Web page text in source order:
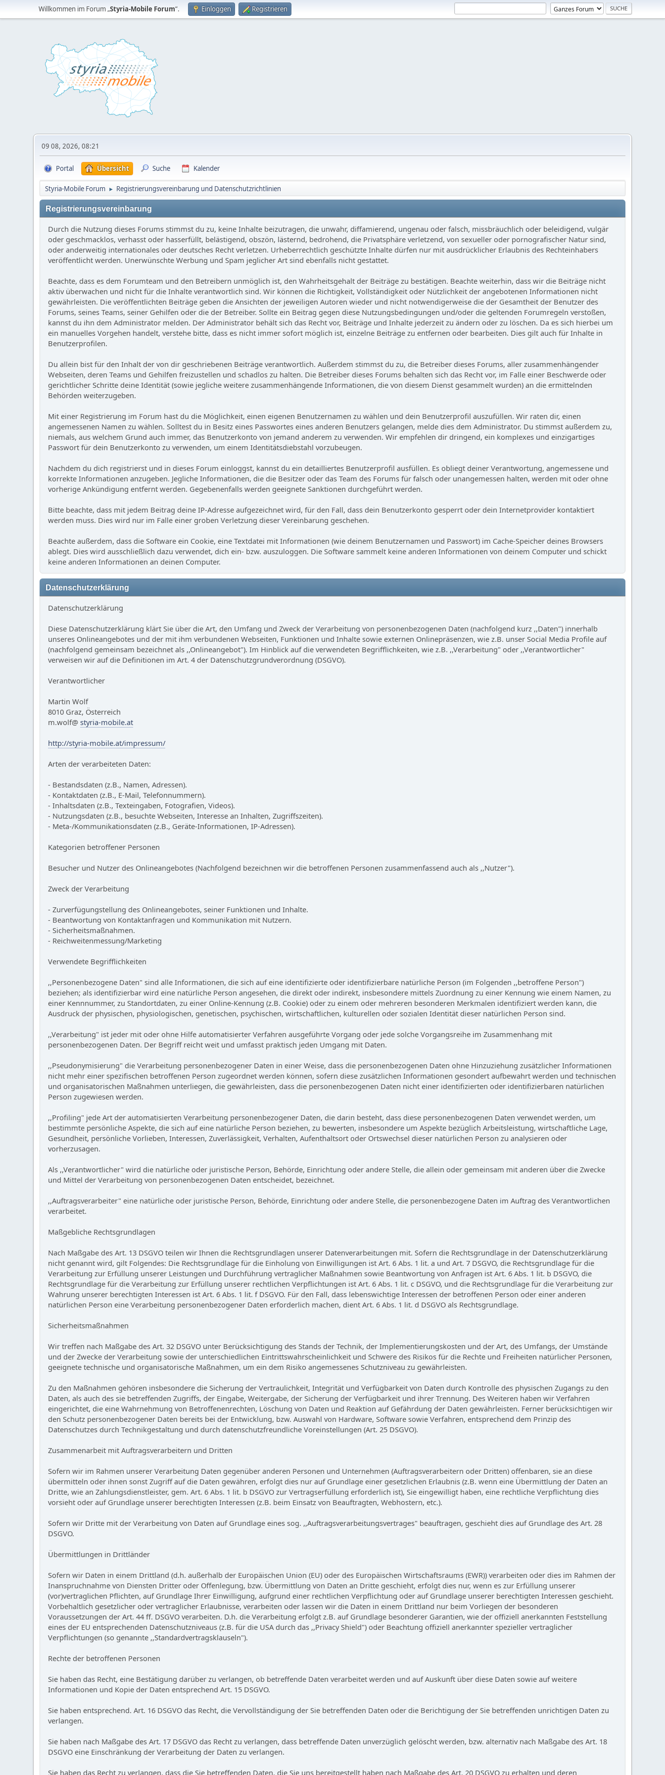
Willkommen im Forum „Styria-Mobile Forum“. Einloggen Registrieren
09 08, 2026, 08:21
Portal Übersicht Suche Kalender
Styria-Mobile Forum ► Registrierungsvereinbarung und Datenschutzrichtlinien
Registrierungsvereinbarung
Durch die Nutzung dieses Forums stimmst du zu, keine Inhalte beizutragen, die unwahr, diffamierend, ungenau oder falsch, missbräuchlich oder beleidigend, vulgär
oder geschmacklos, verhasst oder hasserfüllt, belästigend, obszön, lästernd, bedrohend, die Privatsphäre verletzend, von sexueller oder pornografischer Natur sind,
oder anderweitig internationales oder deutsches Recht verletzen. Urheberrechtlich geschützte Inhalte dürfen nur mit ausdrücklicher Erlaubnis des Rechteinhabers
veröffentlicht werden. Unerwünschte Werbung und Spam jeglicher Art sind ebenfalls nicht gestattet.
Beachte, dass es dem Forumteam und den Betreibern unmöglich ist, den Wahrheitsgehalt der Beiträge zu bestätigen. Beachte weiterhin, dass wir die Beiträge nicht
aktiv überwachen und nicht für die Inhalte verantwortlich sind. Wir können die Richtigkeit, Vollständigkeit oder Nützlichkeit der angebotenen Informationen nicht
gewährleisten. Die veröffentlichten Beiträge geben die Ansichten der jeweiligen Autoren wieder und nicht notwendigerweise die der Gesamtheit der Benutzer des
Forums, seines Teams, seiner Gehilfen oder die der Betreiber. Sollte ein Beitrag gegen diese Nutzungsbedingungen und/oder die geltenden Forumregeln verstoßen,
kannst du ihn dem Administrator melden. Der Administrator behält sich das Recht vor, Beiträge und Inhalte jederzeit zu ändern oder zu löschen. Da es sich hierbei um
ein manuelles Vorgehen handelt, verstehe bitte, dass es nicht immer sofort möglich ist, einzelne Beiträge zu entfernen oder bearbeiten. Dies gilt auch für Inhalte in
Benutzerprofilen.
Du allein bist für den Inhalt der von dir geschriebenen Beiträge verantwortlich. Außerdem stimmst du zu, die Betreiber dieses Forums, aller zusammenhängender
Webseiten, deren Teams und Gehilfen freizustellen und schadlos zu halten. Die Betreiber dieses Forums behalten sich das Recht vor, im Falle einer Beschwerde oder
gerichtlicher Schritte deine Identität (sowie jegliche weitere zusammenhängende Informationen, die von diesem Dienst gesammelt wurden) an die ermittelnden
Behörden weiterzugeben.
Mit einer Registrierung im Forum hast du die Möglichkeit, einen eigenen Benutzernamen zu wählen und dein Benutzerprofil auszufüllen. Wir raten dir, einen
angemessenen Namen zu wählen. Solltest du in Besitz eines Passwortes eines anderen Benutzers gelangen, melde dies dem Administrator. Du stimmst außerdem zu,
niemals, aus welchem Grund auch immer, das Benutzerkonto von jemand anderem zu verwenden. Wir empfehlen dir dringend, ein komplexes und einzigartiges
Passwort für dein Benutzerkonto zu verwenden, um einem Identitätsdiebstahl vorzubeugen.
Nachdem du dich registrierst und in dieses Forum einloggst, kannst du ein detailliertes Benutzerprofil ausfüllen. Es obliegt deiner Verantwortung, angemessene und
korrekte Informationen anzugeben. Jegliche Informationen, die die Besitzer oder das Team des Forums für falsch oder unangemessen halten, werden mit oder ohne
vorherige Ankündigung entfernt werden. Gegebenenfalls werden geeignete Sanktionen durchgeführt werden.
Bitte beachte, dass mit jedem Beitrag deine IP-Adresse aufgezeichnet wird, für den Fall, dass dein Benutzerkonto gesperrt oder dein Internetprovider kontaktiert
werden muss. Dies wird nur im Falle einer groben Verletzung dieser Vereinbarung geschehen.
Beachte außerdem, dass die Software ein Cookie, eine Textdatei mit Informationen (wie deinem Benutzernamen und Passwort) im Cache-Speicher deines Browsers
ablegt. Dies wird ausschließlich dazu verwendet, dich ein- bzw. auszuloggen. Die Software sammelt keine anderen Informationen von deinem Computer und schickt
keine anderen Informationen an deinen Computer.
Datenschutzerklärung
Datenschutzerklärung
Diese Datenschutzerklärung klärt Sie über die Art, den Umfang und Zweck der Verarbeitung von personenbezogenen Daten (nachfolgend kurz ,,Daten") innerhalb
unseres Onlineangebotes und der mit ihm verbundenen Webseiten, Funktionen und Inhalte sowie externen Onlinepräsenzen, wie z.B. unser Social Media Profile auf
(nachfolgend gemeinsam bezeichnet als ,,Onlineangebot"). Im Hinblick auf die verwendeten Begrifflichkeiten, wie z.B. ,,Verarbeitung" oder ,,Verantwortlicher"
verweisen wir auf die Definitionen im Art. 4 der Datenschutzgrundverordnung (DSGVO).
Verantwortlicher
Martin Wolf
8010 Graz, Österreich
m.wolf@styria-mobile.at
http://styria-mobile.at/impressum/
Arten der verarbeiteten Daten:
- Bestandsdaten (z.B., Namen, Adressen).
- Kontaktdaten (z.B., E-Mail, Telefonnummern).
- Inhaltsdaten (z.B., Texteingaben, Fotografien, Videos).
- Nutzungsdaten (z.B., besuchte Webseiten, Interesse an Inhalten, Zugriffszeiten).
- Meta-/Kommunikationsdaten (z.B., Geräte-Informationen, IP-Adressen).
Kategorien betroffener Personen
Besucher und Nutzer des Onlineangebotes (Nachfolgend bezeichnen wir die betroffenen Personen zusammenfassend auch als ,,Nutzer").
Zweck der Verarbeitung
- Zurverfügungstellung des Onlineangebotes, seiner Funktionen und Inhalte.
- Beantwortung von Kontaktanfragen und Kommunikation mit Nutzern.
- Sicherheitsmaßnahmen.
- Reichweitenmessung/Marketing
Verwendete Begrifflichkeiten
,,Personenbezogene Daten" sind alle Informationen, die sich auf eine identifizierte oder identifizierbare natürliche Person (im Folgenden ,,betroffene Person")
beziehen; als identifizierbar wird eine natürliche Person angesehen, die direkt oder indirekt, insbesondere mittels Zuordnung zu einer Kennung wie einem Namen, zu
einer Kennnummer, zu Standortdaten, zu einer Online-Kennung (z.B. Cookie) oder zu einem oder mehreren besonderen Merkmalen identifiziert werden kann, die
Ausdruck der physischen, physiologischen, genetischen, psychischen, wirtschaftlichen, kulturellen oder sozialen Identität dieser natürlichen Person sind.
,,Verarbeitung" ist jeder mit oder ohne Hilfe automatisierter Verfahren ausgeführte Vorgang oder jede solche Vorgangsreihe im Zusammenhang mit
personenbezogenen Daten. Der Begriff reicht weit und umfasst praktisch jeden Umgang mit Daten.
,,Pseudonymisierung" die Verarbeitung personenbezogener Daten in einer Weise, dass die personenbezogenen Daten ohne Hinzuziehung zusätzlicher Informationen
nicht mehr einer spezifischen betroffenen Person zugeordnet werden können, sofern diese zusätzlichen Informationen gesondert aufbewahrt werden und technischen
und organisatorischen Maßnahmen unterliegen, die gewährleisten, dass die personenbezogenen Daten nicht einer identifizierten oder identifizierbaren natürlichen
Person zugewiesen werden.
,,Profiling" jede Art der automatisierten Verarbeitung personenbezogener Daten, die darin besteht, dass diese personenbezogenen Daten verwendet werden, um
bestimmte persönliche Aspekte, die sich auf eine natürliche Person beziehen, zu bewerten, insbesondere um Aspekte bezüglich Arbeitsleistung, wirtschaftliche Lage,
Gesundheit, persönliche Vorlieben, Interessen, Zuverlässigkeit, Verhalten, Aufenthaltsort oder Ortswechsel dieser natürlichen Person zu analysieren oder
vorherzusagen.
Als ,,Verantwortlicher" wird die natürliche oder juristische Person, Behörde, Einrichtung oder andere Stelle, die allein oder gemeinsam mit anderen über die Zwecke
und Mittel der Verarbeitung von personenbezogenen Daten entscheidet, bezeichnet.
,,Auftragsverarbeiter" eine natürliche oder juristische Person, Behörde, Einrichtung oder andere Stelle, die personenbezogene Daten im Auftrag des Verantwortlichen
verarbeitet.
Maßgebliche Rechtsgrundlagen
Nach Maßgabe des Art. 13 DSGVO teilen wir Ihnen die Rechtsgrundlagen unserer Datenverarbeitungen mit. Sofern die Rechtsgrundlage in der Datenschutzerklärung
nicht genannt wird, gilt Folgendes: Die Rechtsgrundlage für die Einholung von Einwilligungen ist Art. 6 Abs. 1 lit. a und Art. 7 DSGVO, die Rechtsgrundlage für die
Verarbeitung zur Erfüllung unserer Leistungen und Durchführung vertraglicher Maßnahmen sowie Beantwortung von Anfragen ist Art. 6 Abs. 1 lit. b DSGVO, die
Rechtsgrundlage für die Verarbeitung zur Erfüllung unserer rechtlichen Verpflichtungen ist Art. 6 Abs. 1 lit. c DSGVO, und die Rechtsgrundlage für die Verarbeitung zur
Wahrung unserer berechtigten Interessen ist Art. 6 Abs. 1 lit. f DSGVO. Für den Fall, dass lebenswichtige Interessen der betroffenen Person oder einer anderen
natürlichen Person eine Verarbeitung personenbezogener Daten erforderlich machen, dient Art. 6 Abs. 1 lit. d DSGVO als Rechtsgrundlage.
Sicherheitsmaßnahmen
Wir treffen nach Maßgabe des Art. 32 DSGVO unter Berücksichtigung des Stands der Technik, der Implementierungskosten und der Art, des Umfangs, der Umstände
und der Zwecke der Verarbeitung sowie der unterschiedlichen Eintrittswahrscheinlichkeit und Schwere des Risikos für die Rechte und Freiheiten natürlicher Personen,
geeignete technische und organisatorische Maßnahmen, um ein dem Risiko angemessenes Schutzniveau zu gewährleisten.
Zu den Maßnahmen gehören insbesondere die Sicherung der Vertraulichkeit, Integrität und Verfügbarkeit von Daten durch Kontrolle des physischen Zugangs zu den
Daten, als auch des sie betreffenden Zugriffs, der Eingabe, Weitergabe, der Sicherung der Verfügbarkeit und ihrer Trennung. Des Weiteren haben wir Verfahren
eingerichtet, die eine Wahrnehmung von Betroffenenrechten, Löschung von Daten und Reaktion auf Gefährdung der Daten gewährleisten. Ferner berücksichtigen wir
den Schutz personenbezogener Daten bereits bei der Entwicklung, bzw. Auswahl von Hardware, Software sowie Verfahren, entsprechend dem Prinzip des
Datenschutzes durch Technikgestaltung und durch datenschutzfreundliche Voreinstellungen (Art. 25 DSGVO).
Zusammenarbeit mit Auftragsverarbeitern und Dritten
Sofern wir im Rahmen unserer Verarbeitung Daten gegenüber anderen Personen und Unternehmen (Auftragsverarbeitern oder Dritten) offenbaren, sie an diese
übermitteln oder ihnen sonst Zugriff auf die Daten gewähren, erfolgt dies nur auf Grundlage einer gesetzlichen Erlaubnis (z.B. wenn eine Übermittlung der Daten an
Dritte, wie an Zahlungsdienstleister, gem. Art. 6 Abs. 1 lit. b DSGVO zur Vertragserfüllung erforderlich ist), Sie eingewilligt haben, eine rechtliche Verpflichtung dies
vorsieht oder auf Grundlage unserer berechtigten Interessen (z.B. beim Einsatz von Beauftragten, Webhostern, etc.).
Sofern wir Dritte mit der Verarbeitung von Daten auf Grundlage eines sog. ,,Auftragsverarbeitungsvertrages" beauftragen, geschieht dies auf Grundlage des Art. 28
DSGVO.
Übermittlungen in Drittländer
Sofern wir Daten in einem Drittland (d.h. außerhalb der Europäischen Union (EU) oder des Europäischen Wirtschaftsraums (EWR)) verarbeiten oder dies im Rahmen der
Inanspruchnahme von Diensten Dritter oder Offenlegung, bzw. Übermittlung von Daten an Dritte geschieht, erfolgt dies nur, wenn es zur Erfüllung unserer
(vor)vertraglichen Pflichten, auf Grundlage Ihrer Einwilligung, aufgrund einer rechtlichen Verpflichtung oder auf Grundlage unserer berechtigten Interessen geschieht.
Vorbehaltlich gesetzlicher oder vertraglicher Erlaubnisse, verarbeiten oder lassen wir die Daten in einem Drittland nur beim Vorliegen der besonderen
Voraussetzungen der Art. 44 ff. DSGVO verarbeiten. D.h. die Verarbeitung erfolgt z.B. auf Grundlage besonderer Garantien, wie der offiziell anerkannten Feststellung
eines der EU entsprechenden Datenschutzniveaus (z.B. für die USA durch das ,,Privacy Shield") oder Beachtung offiziell anerkannter spezieller vertraglicher
Verpflichtungen (so genannte ,,Standardvertragsklauseln").
Rechte der betroffenen Personen
Sie haben das Recht, eine Bestätigung darüber zu verlangen, ob betreffende Daten verarbeitet werden und auf Auskunft über diese Daten sowie auf weitere
Informationen und Kopie der Daten entsprechend Art. 15 DSGVO.
Sie haben entsprechend. Art. 16 DSGVO das Recht, die Vervollständigung der Sie betreffenden Daten oder die Berichtigung der Sie betreffenden unrichtigen Daten zu
verlangen.
Sie haben nach Maßgabe des Art. 17 DSGVO das Recht zu verlangen, dass betreffende Daten unverzüglich gelöscht werden, bzw. alternativ nach Maßgabe des Art. 18
DSGVO eine Einschränkung der Verarbeitung der Daten zu verlangen.
Sie haben das Recht zu verlangen, dass die Sie betreffenden Daten, die Sie uns bereitgestellt haben nach Maßgabe des Art. 20 DSGVO zu erhalten und deren